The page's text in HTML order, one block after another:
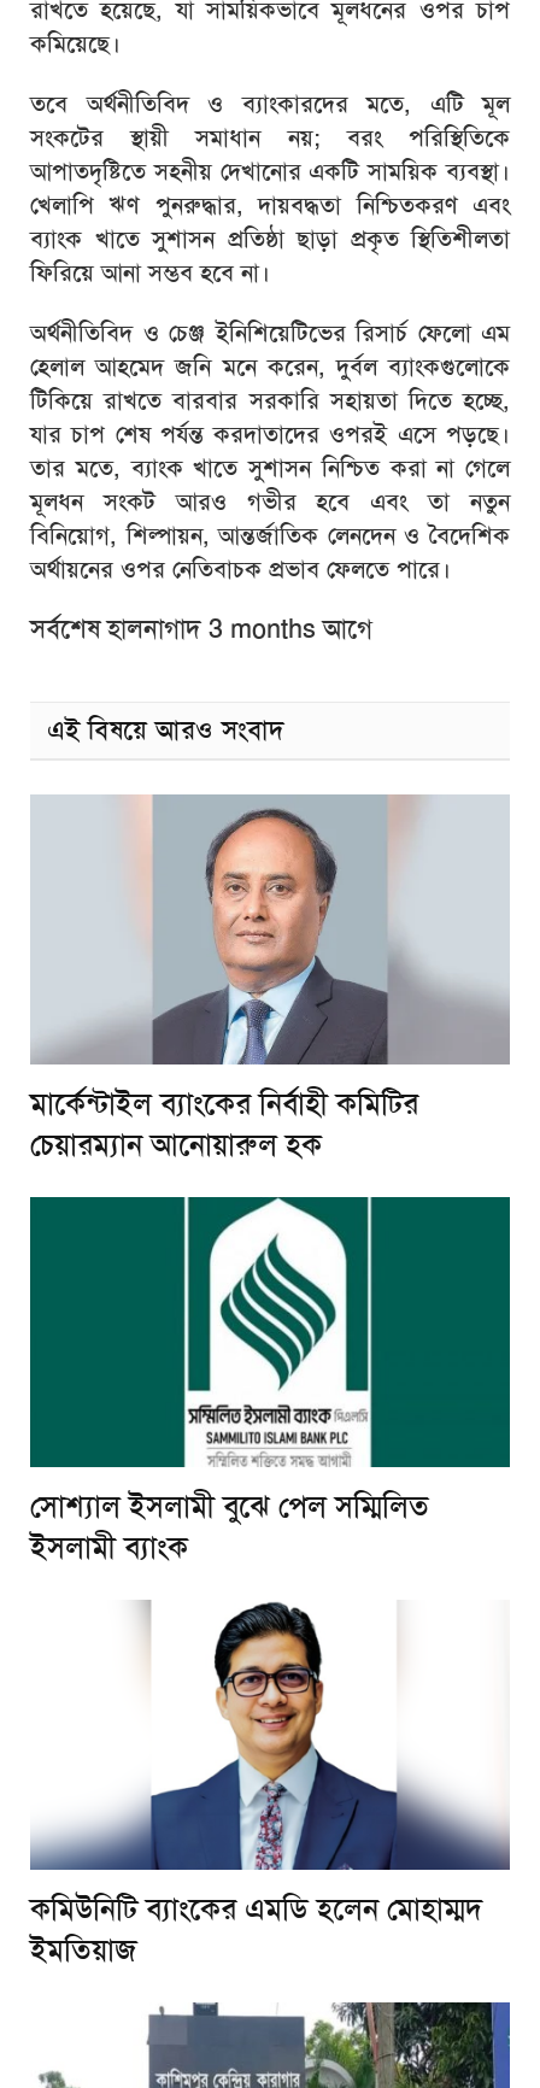
রাখতে হয়েছে, যা সাময়িকভাবে মূলধনের ওপর চাপ
কমিয়েছে।
তবে অর্থনীতিবিদ ও ব্যাংকারদের মতে, এটি মূল
সংকটের স্থায়ী সমাধান নয়; বরং পরিস্থিতিকে
আপাতদৃষ্টিতে সহনীয় দেখানোর একটি সাময়িক ব্যবস্থা।
খেলাপি ঋণ পুনরুদ্ধার, দায়বদ্ধতা নিশ্চিতকরণ এবং
ব্যাংক খাতে সুশাসন প্রতিষ্ঠা ছাড়া প্রকৃত স্থিতিশীলতা
ফিরিয়ে আনা সম্ভব হবে না।
অর্থনীতিবিদ ও চেঞ্জ ইনিশিয়েটিভের রিসার্চ ফেলো এম
হেলাল আহমেদ জনিমনে করেন, দুর্বল ব্যাংকগুলোকে
টিকিয়ে রাখতে বারবার সরকারি সহায়তা দিতে হচ্ছে,
যার চাপ শেষ পর্যন্ত করদাতাদের ওপরই এসে পড়ছে।
তার মতে, ব্যাংক খাতে সুশাসন নিশ্চিত করা না গেলে
মূলধন সংকট আরও গভীর হবে এবং তা নতুন
বিনিয়োগ, শিল্পায়ন, আন্তর্জাতিক লেনদেন ও বৈদেশিক
অর্থায়নের ওপর নেতিবাচক প্রভাব ফেলতে পারে।
সর্বশেষ হালনাগাদ 3 months আগে
এই বিষয়ে আরও সংবাদ
মার্কেন্টাইল ব্যাংকের নির্বাহী কমিটির
চেয়ারম্যান আনোয়ারুল হক
সোশ্যাল ইসলামী বুঝে পেল সম্মিলিত
ইসলামী ব্যাংক
কমিউনিটি ব্যাংকের এমডি হলেন মোহাম্মদ
ইমতিয়াজ